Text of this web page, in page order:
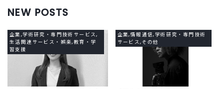
NEW POSTS
企業,学術研究・専門技術サービス,
生活関連サービス・娯楽,教育・学
習支援
企業,情報通信,学術研究・専門技術
サービス,その他